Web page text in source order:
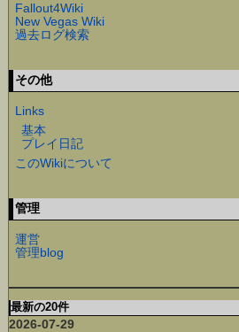
Fallout4Wiki
New Vegas Wiki
過去ログ検索
その他
Links
基本
プレイ日記
このWikiについて
管理
運営
管理blog
最新の20件
2026-07-29